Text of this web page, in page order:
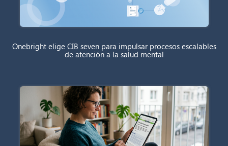
Onebright elige CIB seven para impulsar procesos escalables
de atención a la salud mental